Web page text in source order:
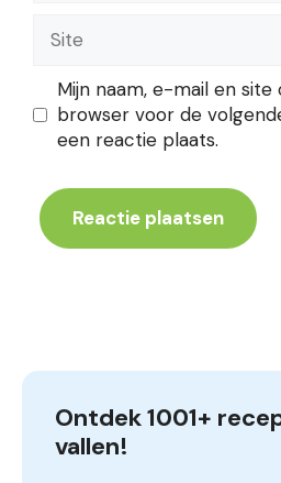
Mijn naam, e-mail en site
browser voor de
een reactie plaats.
Ontdek 1001+
vallen!